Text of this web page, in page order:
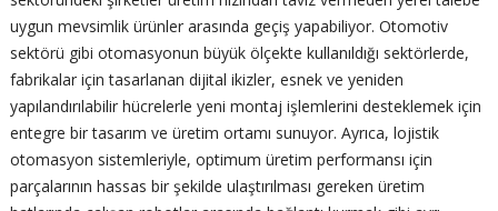
uygun mevsimlik ürünler arasında geçiş yapabiliyor. Otomotiv
sektörü gibi otomasyonun büyük ölçekte kullanıldığı sektörlerde,
fabrikalar için tasarlanan dijital ikizler, esnek ve yeniden
yapılandırılabilir hücrelerle yeni montaj işlemlerini desteklemek için
entegre bir tasarım ve üretim ortamı sunuyor. Ayrıca, lojistik
otomasyon sistemleriyle, optimum üretim performansı için
parçalarının hassas bir şekilde ulaştırılması gereken üretim